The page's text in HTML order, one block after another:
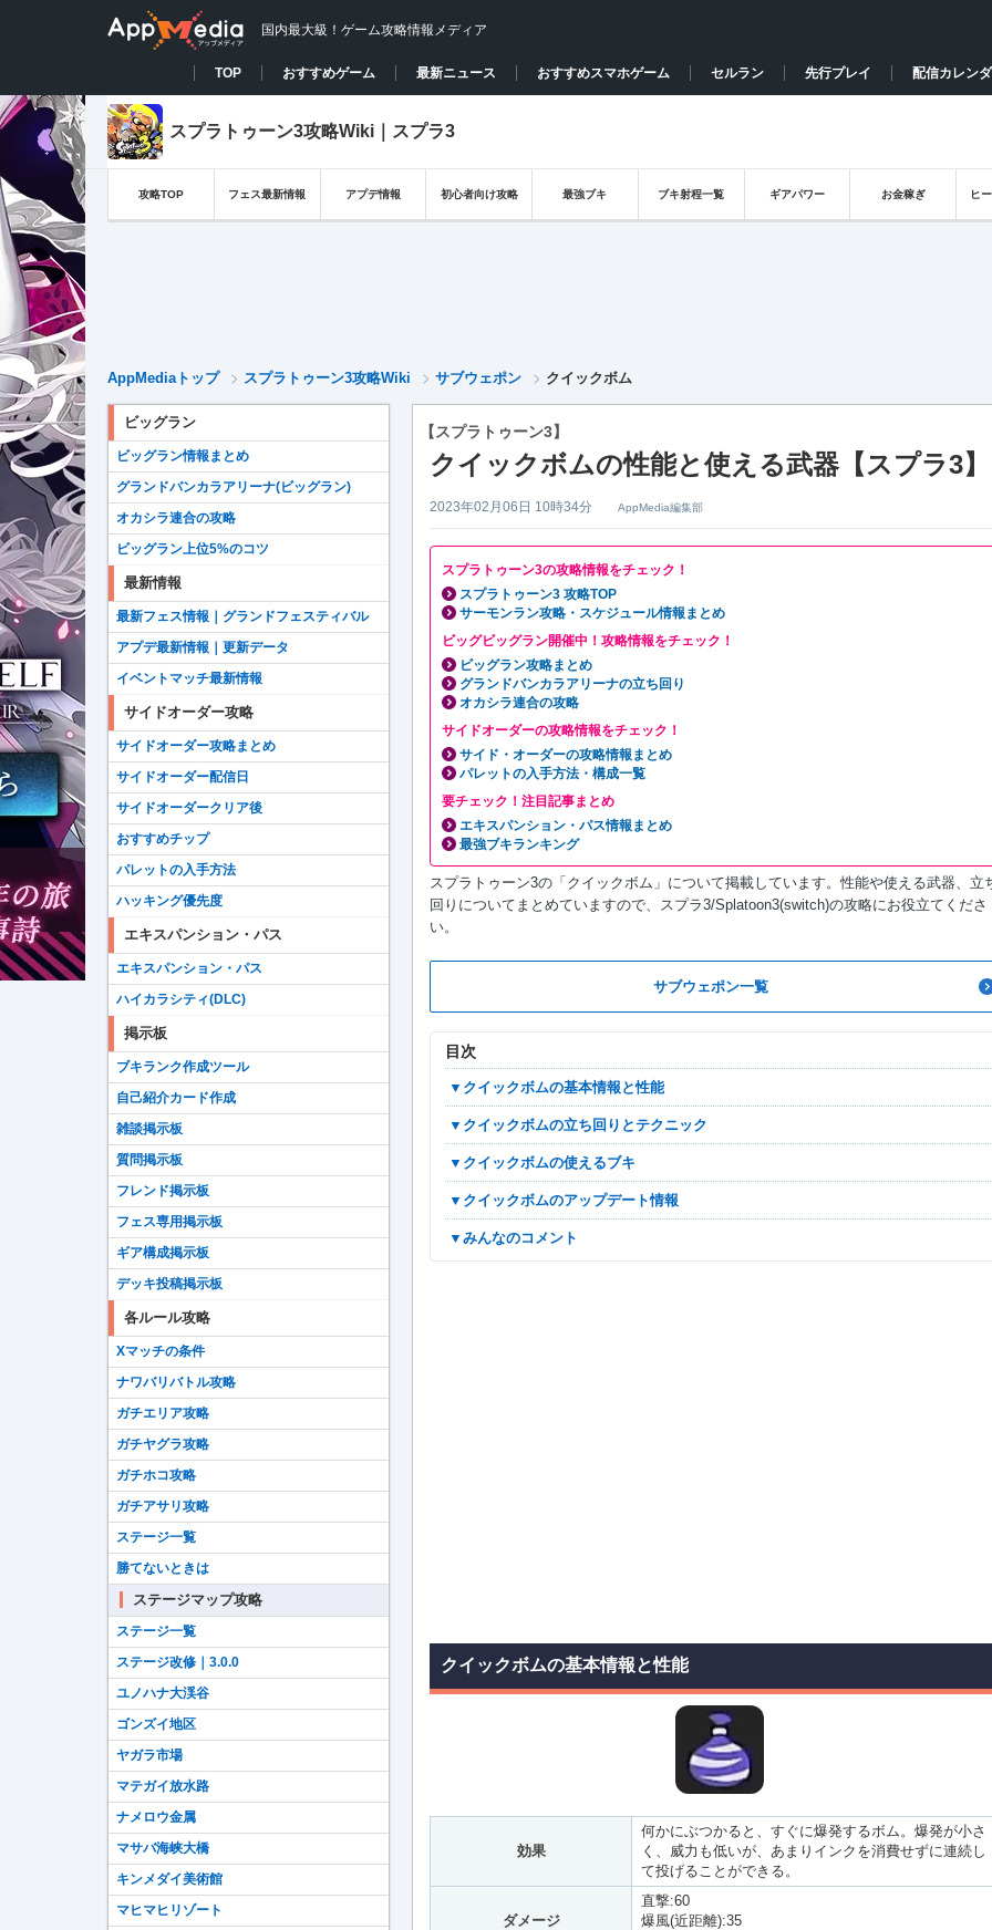
国内最大級！ゲーム攻略情報メディア
TOP おすすめゲーム 最新ニュース おすすめスマホゲーム セルラン 先行プレイ 配信カレン
スプラトゥーン3攻略Wiki｜スプラ3
攻略TOP フェス最新情報 アプデ情報 初心者向け攻略 最強ブキ ブキ射程一覧 ギアパワー お金稼ぎ ヒ
AppMediaトップ スプラトゥーン3攻略Wiki サブウェポン クイックボム
【スプラトゥーン3】
クイックボムの性能と使える武器【スプラ3】
2023年02月06日 10時34分 AppMedia編集部
スプラトゥーン3の攻略情報をチェック！
スプラトゥーン3 攻略TOP
サーモンラン攻略・スケジュール情報まとめ
ビッグビッグラン開催中！攻略情報をチェック！
ビッグラン攻略まとめ
グランドバンカラアリーナの立ち回り
オカシラ連合の攻略
サイドオーダーの攻略情報をチェック！
サイド・オーダーの攻略情報まとめ
パレットの入手方法・構成一覧
要チェック！注目記事まとめ
エキスパンション・パス情報まとめ
最強ブキランキング
スプラトゥーン3の「クイックボム」について掲載しています。性能や使える武器、立
回りについてまとめていますので、スプラ3/Splatoon3(switch)の攻略にお役立てくださ
い。
サブウェポン一覧
目次
▼クイックボムの基本情報と性能
▼クイックボムの立ち回りとテクニック
▼クイックボムの使えるブキ
▼クイックボムのアップデート情報
▼みんなのコメント
クイックボムの基本情報と性能
効果
何かにぶつかると、すぐに爆発するボム。爆発が小さ
く、威力も低いが、あまりインクを消費せずに連続し
て投げることができる。
ダメージ
直撃:60
爆風(近距離):35
ビッグラン
ビッグラン情報まとめ
グランドバンカラアリーナ(ビッグラン)
オカシラ連合の攻略
ビッグラン上位5%のコツ
最新情報
最新フェス情報｜グランドフェスティバル
アプデ最新情報｜更新データ
イベントマッチ最新情報
サイドオーダー攻略
サイドオーダー攻略まとめ
サイドオーダー配信日
サイドオーダークリア後
おすすめチップ
パレットの入手方法
ハッキング優先度
エキスパンション・パス
エキスパンション・パス
ハイカラシティ(DLC)
掲示板
ブキランク作成ツール
自己紹介カード作成
雑談掲示板
質問掲示板
フレンド掲示板
フェス専用掲示板
ギア構成掲示板
デッキ投稿掲示板
各ルール攻略
Xマッチの条件
ナワバリバトル攻略
ガチエリア攻略
ガチヤグラ攻略
ガチホコ攻略
ガチアサリ攻略
ステージ一覧
勝てないときは
ステージマップ攻略
ステージ一覧
ステージ改修｜3.0.0
ユノハナ大渓谷
ゴンズイ地区
ヤガラ市場
マテガイ放水路
ナメロウ金属
マサバ海峡大橋
キンメダイ美術館
マヒマヒリゾート